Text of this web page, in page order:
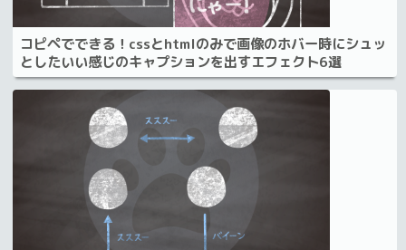
コピペでできる！cssとhtmlのみで画像のホバー時にシュッ
としたいい感じのキャプションを出すエフェクト6選